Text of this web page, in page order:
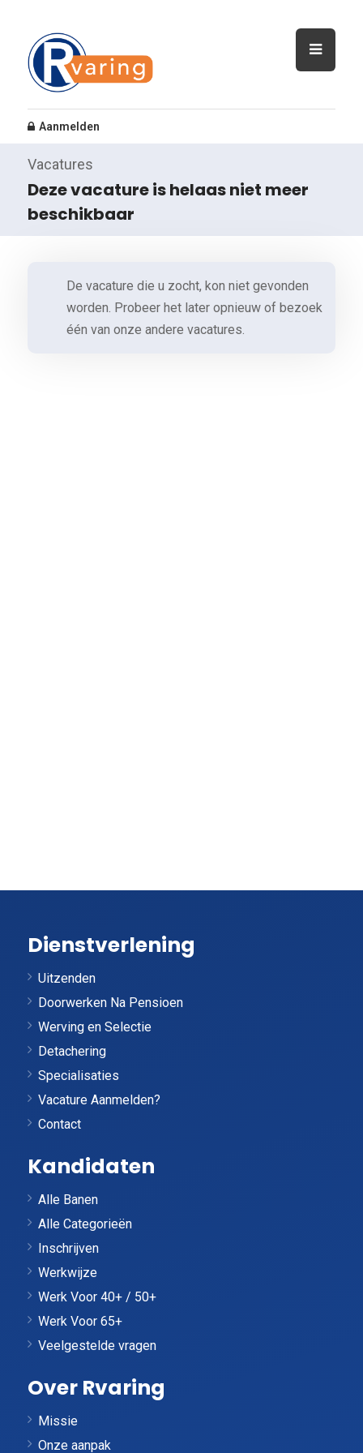
Aanmelden
Vacatures
Deze vacature is helaas niet meer
beschikbaar
De vacature die u zocht, kon niet gevonden
worden. Probeer het later opnieuw of bezoek
één van onze andere vacatures.
Dienstverlening
Uitzenden
Doorwerken Na Pensioen
Werving en Selectie
Detachering
Specialisaties
Vacature Aanmelden?
Contact
Kandidaten
Alle Banen
Alle Categorieën
Inschrijven
Werkwijze
Werk Voor 40+ / 50+
Werk Voor 65+
Veelgestelde vragen
Over Rvaring
Missie
Onze aanpak